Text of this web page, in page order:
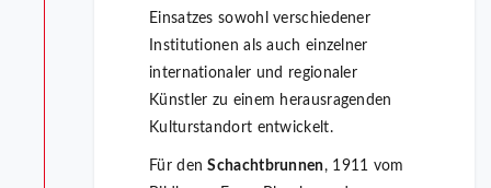
Einsatzes sowohl verschiedener
Institutionen als auch einzelner
internationaler und regionaler
Künstler zu einem herausragenden
Kulturstandort entwickelt.
Für denSchachtbrunnen, 1911 vom